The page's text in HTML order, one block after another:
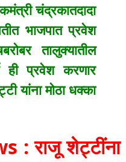
चंद्रकातदादा
भाजपात प्रवेश
तालुक्यातील
ही प्रवेश करणार
यांना मोठा धक्का
राजू शेट्टींना